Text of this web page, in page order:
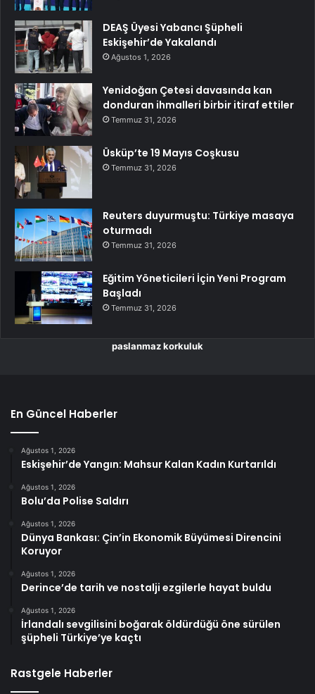
DEAŞ Üyesi Yabancı Şüpheli
Eskişehir’de Yakalandı
Ağustos 1, 2026
Yenidoğan Çetesi davasında kan
donduran ihmalleri birbir itiraf ettiler
Temmuz 31, 2026
Üsküp’te 19 Mayıs Coşkusu
Temmuz 31, 2026
Reuters duyurmuştu: Türkiye masaya
oturmadı
Temmuz 31, 2026
Eğitim Yöneticileri İçin Yeni Program
Başladı
Temmuz 31, 2026
paslanmaz korkuluk
En Güncel Haberler
Ağustos 1, 2026
Eskişehir’de Yangın: Mahsur Kalan Kadın Kurtarıldı
Ağustos 1, 2026
Bolu’da Polise Saldırı
Ağustos 1, 2026
Dünya Bankası: Çin’in Ekonomik Büyümesi Direncini
Koruyor
Ağustos 1, 2026
Derince’de tarih ve nostalji ezgilerle hayat buldu
Ağustos 1, 2026
İrlandalı sevgilisini boğarak öldürdüğü öne sürülen
şüpheli Türkiye’ye kaçtı
Rastgele Haberler